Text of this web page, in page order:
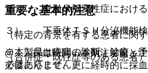
重要な基本的注意
（特定の背景を有する患者に関す
（合併症・既往歴等のある患者）
２）． 脊髄小脳変性症における
３）． 下垂体ＴＳＨ分泌機能
@． 採血時間：本剤注射前と
必要に応じて、更に経時的に採血
※本製品は疾病の診断・治療・
ではありません。